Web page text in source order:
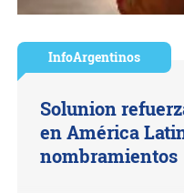
InfoArgentinos
Solunion
en América
nombramientos